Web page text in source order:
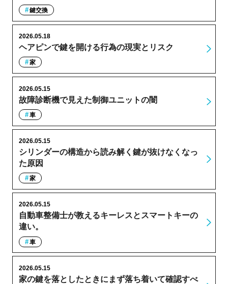
鍵交換
ヘアピンで鍵を開ける行為の現実とリスク
2026.05.18
家
故障診断機で見えた制御ユニットの闇
2026.05.15
車
シリンダーの構造から読み解く鍵が抜けなくなっ
た原因
2026.05.15
家
自動車整備士が教えるキーレスとスマートキーの
違い。
2026.05.15
車
家の鍵を落としたときにまず落ち着いて確認すべ
2026.05.15